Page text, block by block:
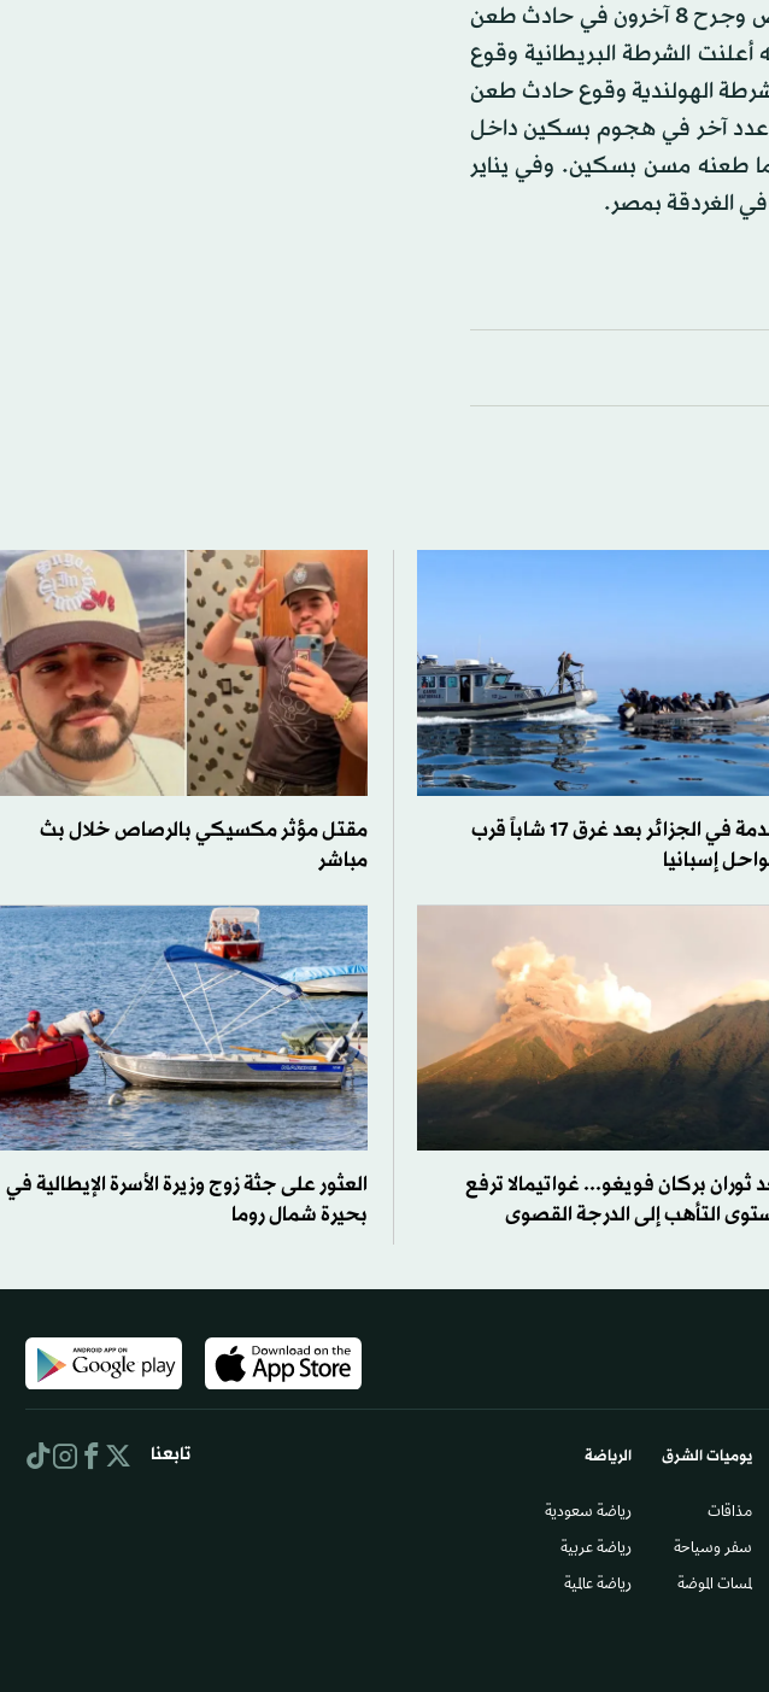
(كانون الأول) 2019 وقع حادث طعن في لندن ولاهاي. وفي سبتمبر (أيلول) 2019، قتل شخص وجرح 8 آخرون في حادث طعن
الشرطة البريطانية وقوع
الداخلية في العاصمة لندن. وفي مايو (أيار) عام 2018 أعلنت الشرطة الهولندية وقوع حادث طعن
(تموز) عام 2017 قتل شخص، وأصيب عدد آخر في هجوم بسكين داخل
طعنه مسن بسكين. وفي يناير
صدمة في الجزائر بعد غرق 17 شاباً قرب
إسبانيا
مقتل مؤثر مكسيكي بالرصاص خلال بث
مباشر
ثوران بركان فويغو... غواتيمالا ترفع
التأهب إلى الدرجة القصوى
العثور على جثة زوج وزيرة الأسرة الإيطالية في
بحيرة شمال روما
يوميات الشرق​
مذاقات
سفر وسياحة
لمسات الموضة
الرياضة
رياضة سعودية
رياضة عربية
رياضة عالمية
تابعنا